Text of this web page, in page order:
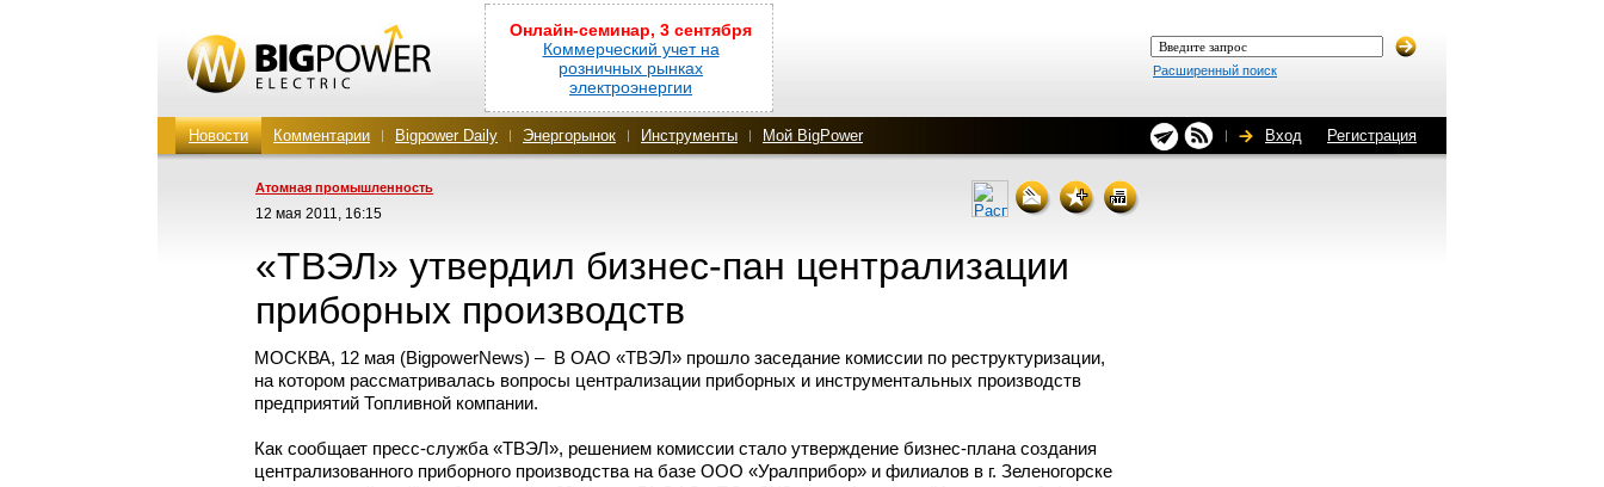
Онлайн-семинар, 3 сентября
Коммерческий учет на
розничных рынках
электроэнергии
Расширенный поиск
Новости Комментарии Bigpower Daily Энергорынок Инструменты Мой BigPower Вход Регистрация
Атомная промышленность
12 мая 2011, 16:15
«ТВЭЛ» утвердил бизнес-пан централизации
приборных производств
МОСКВА, 12 мая (BigpowerNews) – В ОАО «ТВЭЛ» прошло заседание комиссии по реструктуризации,
на котором рассматривалась вопросы централизации приборных и инструментальных производств
предприятий Топливной компании.
Как сообщает пресс-служба «ТВЭЛ», решением комиссии стало утверждение бизнес-плана создания
централизованного приборного производства на базе ООО «Уралприбор» и филиалов в г. Зеленогорске